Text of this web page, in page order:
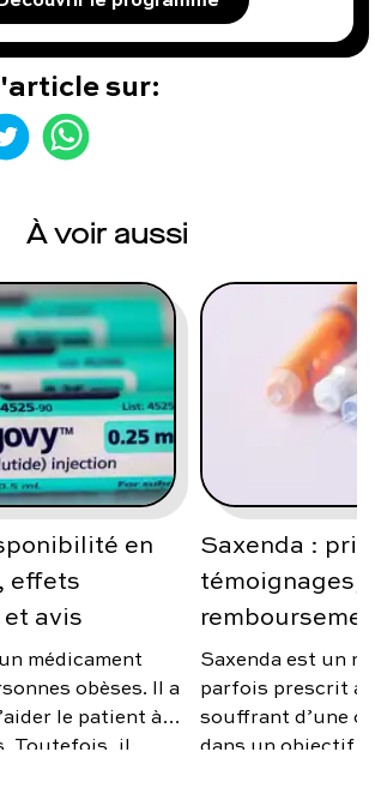
sur:
À voir aussi
en
effets
avis
médicament
obèses. Il a
le patient à
Toutefois, il
Saxenda :
témoignages,
Saxenda est un
parfois prescrit
souffrant d’une
dans un objectif